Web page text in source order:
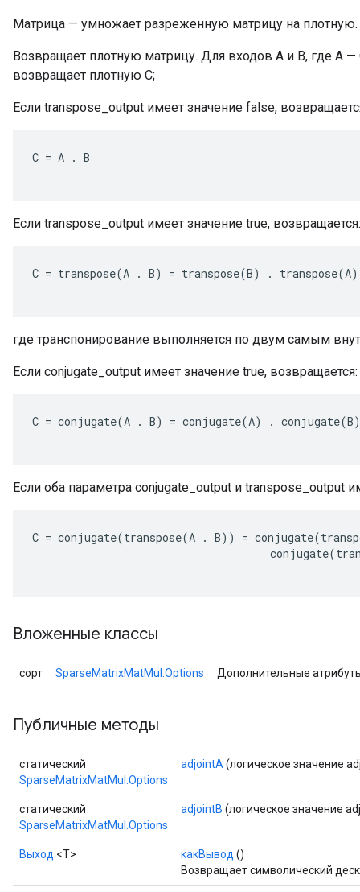
Матрица — умножает разреженную матрицу на плотную.
Возвращает плотную матрицу. Для входов A и B, где A —
возвращает плотную C;
Если transpose_output имеет значение false,
C = A . B
Если transpose_output имеет значение true, возвращается:
C = transpose(A . B) = transpose(B) . transpose(A)
где транспонирование выполняется по двум самым
Если conjugate_output имеет значение true, возвращается:
C = conjugate(A . B) = conjugate(A) . conjugate(B)
Если оба параметра conjugate_output и transpose_output
C = conjugate(transpose(A . B)) = conjugate(
conjugate(
Вложенные классы
сорт SparseMatrixMatMul.Options Дополнительные
Публичные методы
статический
SparseMatrixMatMul.Options
adjointA (логическое значение
статический
SparseMatrixMatMul.Options
adjointB (логическое значение
Выход <Т> какВывод ()
Возвращает символический